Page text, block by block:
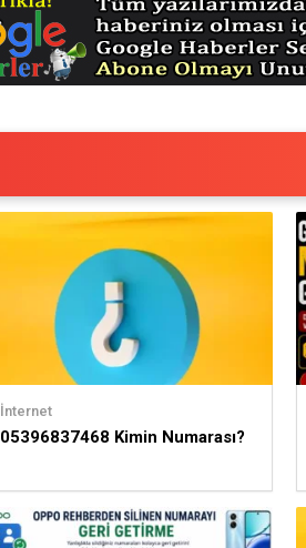
İnternet
05396837468 Kimin Numarası?